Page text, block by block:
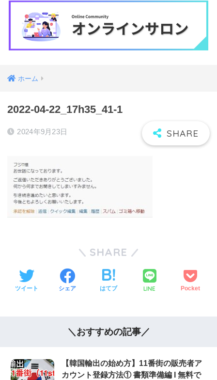
ホーム
2022-04-22_17h35_41-1
2024年9月23日
SHARE
ツイート シェア はてブ LINE Pocket
＼おすすめの記事／
【韓国輸出の始め方】11番街の販売者ア
カウント登録方法① 書類準備編 Ι 無料で